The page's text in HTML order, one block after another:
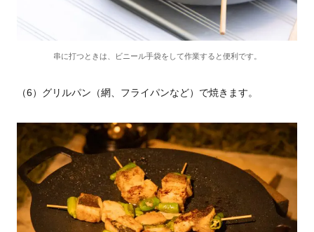
串に打つときは、ビニール手袋をして作業すると便利です。
（6）グリルパン（網、フライパンなど）で焼きます。